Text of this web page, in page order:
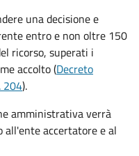
una decisione e
entro e non oltre 150
ricorso, superati i
accolto (Decreto
204).
amministrativa verrà
all'ente accertatore e al